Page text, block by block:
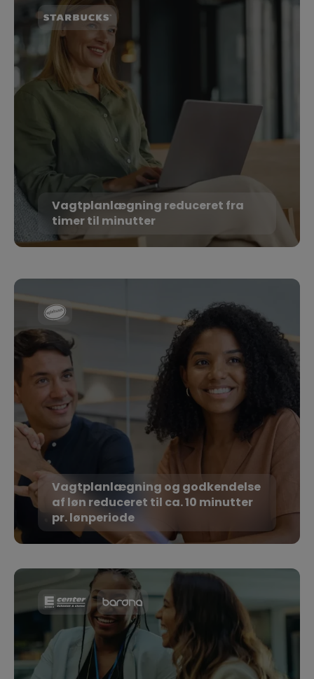
Vagtplanlægning reduceret fra
timer til minutter
Vagtplanlægning og godkendelse
af løn reduceret til ca. 10 minutter
pr. lønperiode